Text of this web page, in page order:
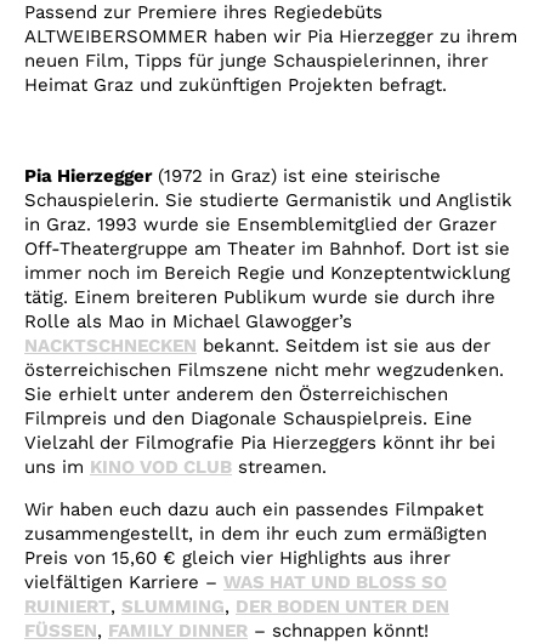
Passend zur Premiere ihres Regiedebüts
ALTWEIBERSOMMER haben wir Pia Hierzegger zu ihrem
neuen Film, Tipps für junge Schauspielerinnen, ihrer
Heimat Graz und zukünftigen Projekten befragt.
Pia Hierzegger(1972 in Graz) ist eine steirische
Schauspielerin. Sie studierte Germanistik und Anglistik
in Graz. 1993 wurde sie Ensemblemitglied der Grazer
Off-Theatergruppe am Theater im Bahnhof. Dort ist sie
immer noch im Bereich Regie und Konzeptentwicklung
tätig. Einem breiteren Publikum wurde sie durch ihre
Rolle als Mao in Michael Glawogger’s
NACKTSCHNECKEN bekannt. Seitdem ist sie aus der
österreichischen Filmszene nicht mehr wegzudenken.
Sie erhielt unter anderem den Österreichischen
Filmpreis und den Diagonale Schauspielpreis. Eine
Vielzahl der Filmografie Pia Hierzeggers könnt ihr bei
uns im KINO VOD CLUB streamen.
Wir haben euch dazu auch ein passendes Filmpaket
zusammengestellt, in dem ihr euch zum ermäßigten
Preis von 15,60 € gleich vier Highlights aus ihrer
vielfältigen Karriere – WAS HAT UND BLOSS SO
RUINIERT, SLUMMING, DER BODEN UNTER DEN
FÜSSEN, FAMILY DINNER – schnappen könnt!